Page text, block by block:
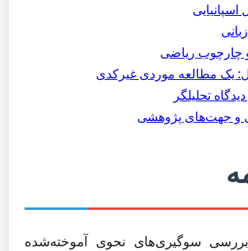
بررسی سوگیری‌های نحوی آموخته‌شده